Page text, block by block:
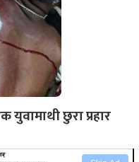
युवामाथी छुरा प्रहार